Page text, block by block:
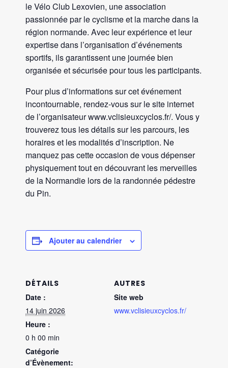
le Vélo Club Lexovien, une association
passionnée par le cyclisme et la marche dans la
région normande. Avec leur expérience et leur
expertise dans l’organisation d’événements
sportifs, ils garantissent une journée bien
organisée et sécurisée pour tous les participants.
Pour plus d’informations sur cet événement
incontournable, rendez-vous sur le site internet
de l’organisateur www.vclisieuxcyclos.fr/. Vous y
trouverez tous les détails sur les parcours, les
horaires et les modalités d’inscription. Ne
manquez pas cette occasion de vous dépenser
physiquement tout en découvrant les merveilles
de la Normandie lors de la randonnée pédestre
du Pin.
Ajouter au calendrier
DÉTAILS
Date :
14 juin 2026
Heure :
0 h 00 min
Catégorie
d’Évènement:
AUTRES
Site web
www.vclisieuxcyclos.fr/